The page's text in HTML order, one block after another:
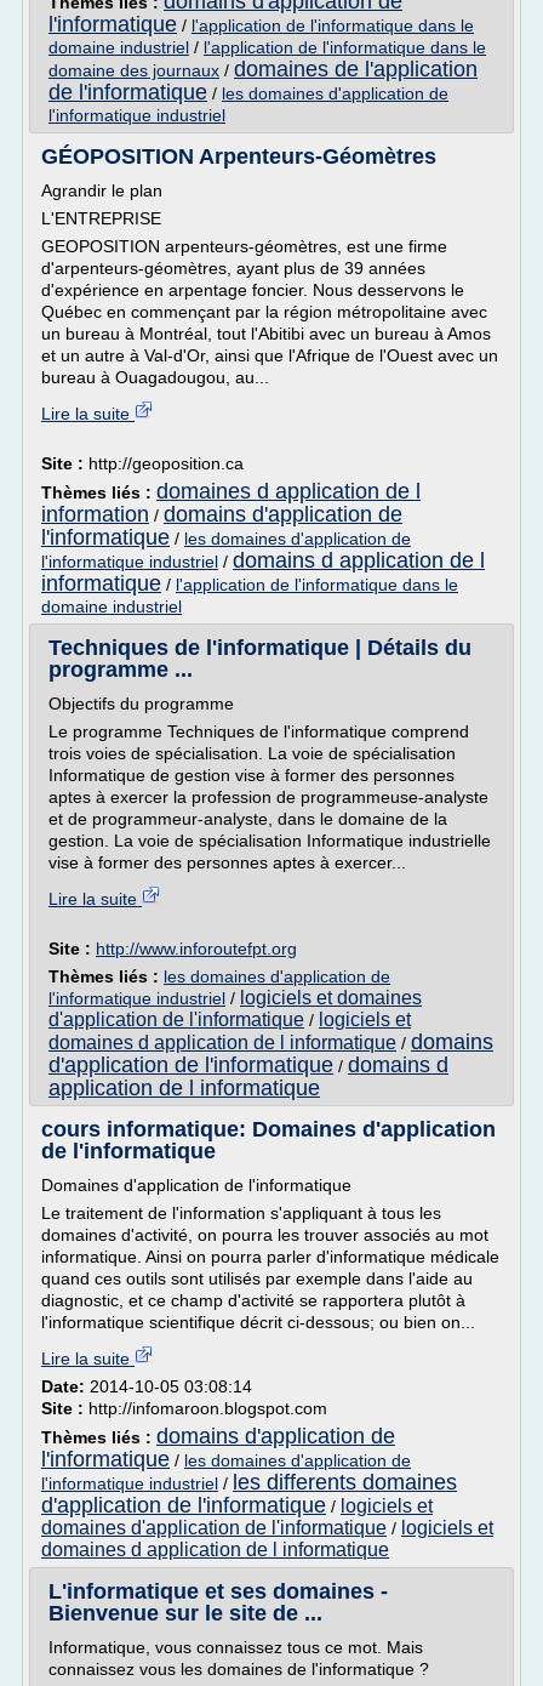
l'informatique / l'application de l'informatique dans le
domaine industriel / l'application de l'informatique dans le
domaine des journaux / domaines de l'application
de l'informatique / les domaines d'application de
l'informatique industriel
GÉOPOSITION Arpenteurs-Géomètres
Agrandir le plan
L'ENTREPRISE
GEOPOSITION arpenteurs-géomètres, est une firme
d'arpenteurs-géomètres, ayant plus de 39 années
d'expérience en arpentage foncier. Nous desservons le
Québec en commençant par la région métropolitaine avec
un bureau à Montréal, tout l'Abitibi avec un bureau à Amos
et un autre à Val-d'Or, ainsi que l'Afrique de l'Ouest avec un
bureau à Ouagadougou, au...
Lire la suite
Site : http://geoposition.ca
Thèmes liés : domaines d application de l
information / domains d'application de
l'informatique / les domaines d'application de
l'informatique industriel / domains d application de l
informatique / l'application de l'informatique dans le
domaine industriel
Techniques de l'informatique | Détails du
programme ...
Objectifs du programme
Le programme Techniques de l'informatique comprend
trois voies de spécialisation. La voie de spécialisation
Informatique de gestion vise à former des personnes
aptes à exercer la profession de programmeuse-analyste
et de programmeur-analyste, dans le domaine de la
gestion. La voie de spécialisation Informatique industrielle
vise à former des personnes aptes à exercer...
Lire la suite
Site : http://www.inforoutefpt.org
Thèmes liés : les domaines d'application de
l'informatique industriel / logiciels et domaines
d'application de l'informatique / logiciels et
domaines d application de l informatique / domains
d'application de l'informatique / domains d
application de l informatique
cours informatique: Domaines d'application
de l'informatique
Domaines d'application de l'informatique
Le traitement de l'information s'appliquant à tous les
domaines d'activité, on pourra les trouver associés au mot
informatique. Ainsi on pourra parler d'informatique médicale
quand ces outils sont utilisés par exemple dans l'aide au
diagnostic, et ce champ d'activité se rapportera plutôt à
l'informatique scientifique décrit ci-dessous; ou bien on...
Lire la suite
Date: 2014-10-05 03:08:14
Site : http://infomaroon.blogspot.com
Thèmes liés : domains d'application de
l'informatique / les domaines d'application de
l'informatique industriel / les differents domaines
d'application de l'informatique / logiciels et
domaines d'application de l'informatique / logiciels et
domaines d application de l informatique
L'informatique et ses domaines -
Bienvenue sur le site de ...
Informatique, vous connaissez tous ce mot. Mais
connaissez vous les domaines de l'informatique ?